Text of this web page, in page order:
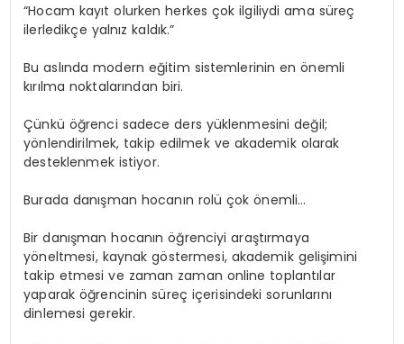
“Hocam kayıt olurken herkes çok ilgiliydi ama süreç
ilerledikçe yalnız kaldık.”
Bu aslında modern eğitim sistemlerinin en önemli
kırılma noktalarından biri.
Çünkü öğrenci sadece ders yüklenmesini değil;
yönlendirilmek, takip edilmek ve akademik olarak
desteklenmek istiyor.
Burada danışman hocanın rolü çok önemli…
Bir danışman hocanın öğrenciyi araştırmaya
yöneltmesi, kaynak göstermesi, akademik gelişimini
takip etmesi ve zaman zaman online toplantılar
yaparak öğrencinin süreç içerisindeki sorunlarını
dinlemesi gerekir.